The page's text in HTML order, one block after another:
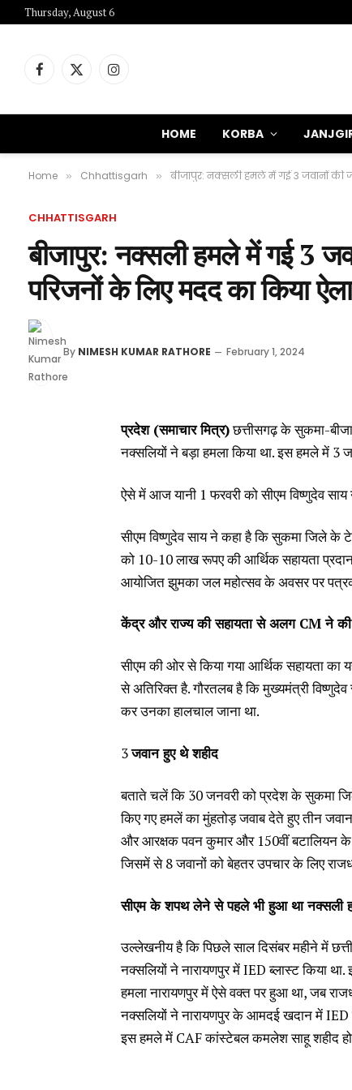
Thursday, August 6
Facebook
X
Instagram
HOME KORBA
Home » Chhattisgarh » बीजापुर: नक्सली हमले में गई 3 जवानों की
CHHATTISGARH
बीजापुर: नक्सली हमले में गई 3
परिजनों के लिए मदद का किया
By NIMESH KUMAR RATHORE February 1, 2024
प्रदेश (समाचार मित्र)छत्तीसगढ़ के सुकमा-
नक्सलियों ने बड़ा हमला किया था. इस हमले में 3
ऐसे में आज यानी 1 फरवरी को सीएम विष्णुदेव
सीएम विष्णुदेव साय ने कहा है कि सुकमा जिले
को 10-10 लाख रूपए की आर्थिक सहायता
आयोजित झुमका जल महोत्सव के अवसर पर
केंद्र और राज्य की सहायता से अलग CM ने
सीएम की ओर से किया गया आर्थिक सहायता का
से अतिरिक्त है. गौरतलब है कि मुख्यमंत्री
कर उनका हालचाल जाना था.
3जवान हुए थे शहीद
बताते चलें कि 30 जनवरी को प्रदेश के सुकमा
किए गए हमलें का मुंहतोड़ जवाब देते हुए तीन
और आरक्षक पवन कुमार और 150वीं बटालियन के
जिसमें से 8 जवानों को बेहतर उपचार के लिए
सीएम के शपथ लेने से पहले भी हुआ था नक्सली
उल्लेखनीय है कि पिछले साल दिसंबर महीने में
नक्सलियों ने नारायणपुर में IED ब्लास्ट किया
हमला नारायणपुर में ऐसे वक्त पर हुआ था, जब
नक्सलियों ने नारायणपुर के आमदई खदान में IED
इस हमले में CAF कांस्टेबल कमलेश साहू शहीद